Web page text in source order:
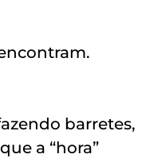
barretes,
a “hora”